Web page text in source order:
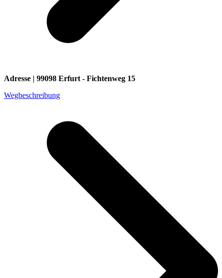
Adresse | 99098 Erfurt - Fichtenweg 15
Wegbeschreibung